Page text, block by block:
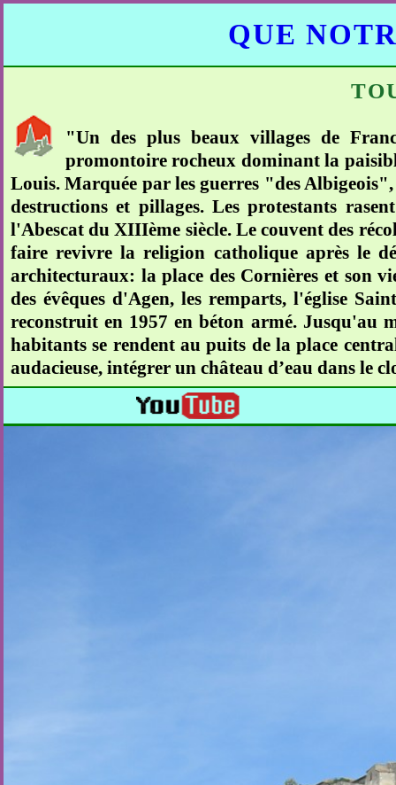
QUE
"Un des plus beaux villages de
promontoire rocheux dominant la
Louis. Marquée par les guerres "des
destructions et pillages. Les protestants
l'Abescat du XIIIème siècle. Le couvent des
faire revivre la religion catholique après le
architecturaux: la place des Cornières et son
des évêques d'Agen, les remparts, l'église
reconstruit en 1957 en béton armé. Jusqu'au
habitants se rendent au puits de la place
audacieuse, intégrer un château d’eau dans le